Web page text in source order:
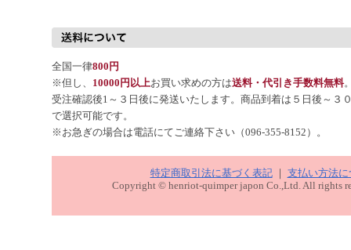
全国一律800円
※但し、 10000円以上お買い求めの方は送料・代引き手数料無料
受注確認後1～３日後に発送いたします。商品到着は５日後～３
で選択可能です。
※お急ぎの場合は電話にてご連絡下さい（096-355-8152）。
特定商取引法に基づく表記｜ 支払い方法に
Copyright © henriot-quimper japon Co.,Ltd. All rights